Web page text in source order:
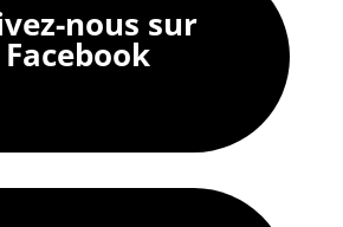
nous sur
Facebook